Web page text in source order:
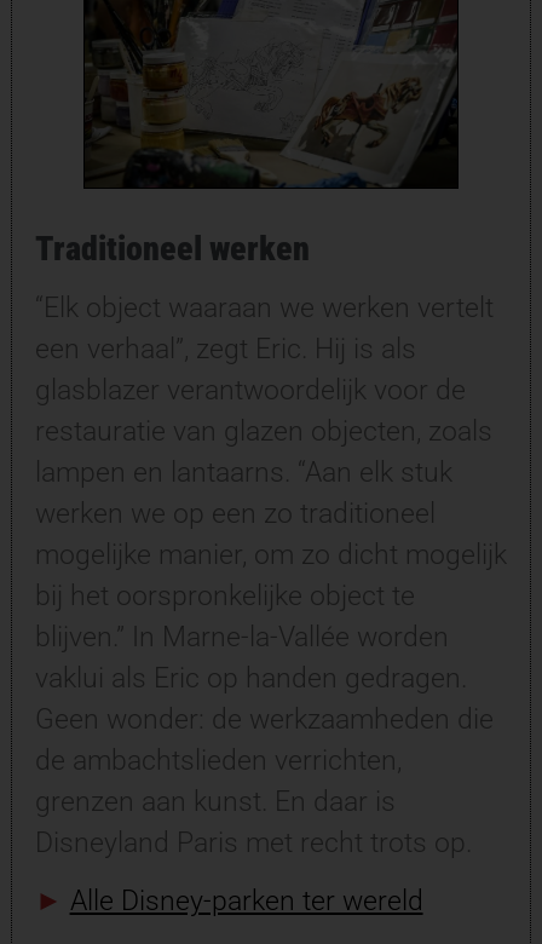
Traditioneel werken
“Elk object waaraan we werken vertelt
een verhaal”, zegt Eric. Hij is als
glasblazer verantwoordelijk voor de
restauratie van glazen objecten, zoals
lampen en lantaarns. “Aan elk stuk
werken we op een zo traditioneel
mogelijke manier, om zo dicht mogelijk
bij het oorspronkelijke object te
blijven.” In Marne-la-Vallée worden
vaklui als Eric op handen gedragen.
Geen wonder: de werkzaamheden die
de ambachtslieden verrichten,
grenzen aan kunst. En daar is
Disneyland Paris met recht trots op.
► Alle Disney-parken ter wereld